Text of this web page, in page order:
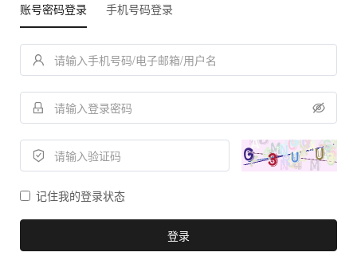
账号密码登录 手机号码登录
记住我的登录状态
登录